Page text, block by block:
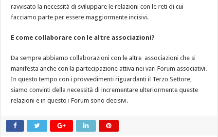
ravvisato la necessità di sviluppare le relazioni con le reti di cui
facciamo parte per essere maggiormente incisivi.
E come collaborare con le altre associazioni?
Da sempre abbiamo collaborazioni con le altre associazioni che si
manifesta anche con la partecipazione attiva nei vari Forum associativi.
In questo tempo con i provvedimenti riguardanti il Terzo Settore,
siamo convinti della necessità di incrementare ulteriormente queste
relazioni e in questo i Forum sono decisivi.